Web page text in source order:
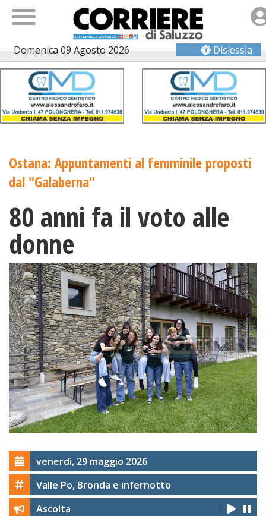
Domenica 09 Agosto 2026 Dislessia
Ostana: Appuntamenti al femminile proposti
dal "Galaberna"
80 anni fa il voto alle
donne
venerdì, 29 maggio 2026
Valle Po, Bronda e infernotto
Ascolta